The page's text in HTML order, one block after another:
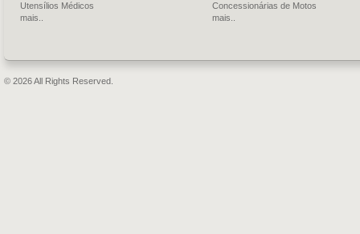
Utensílios Médicos
mais..
Concessionárias de Motos
mais..
© 2026 All Rights Reserved.